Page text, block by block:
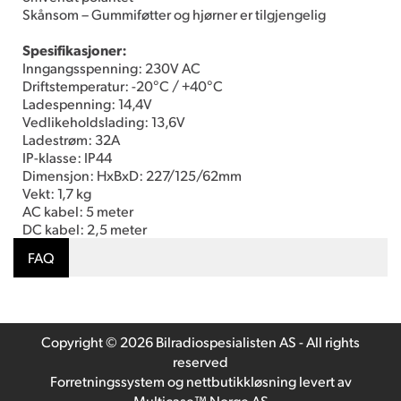
Skånsom – Gummiføtter og hjørner er tilgjengelig
Spesifikasjoner:
Inngangsspenning: 230V AC
Driftstemperatur: -20°C / +40°C
Ladespenning: 14,4V
Vedlikeholdslading: 13,6V
Ladestrøm: 32A
IP-klasse: IP44
Dimensjon: HxBxD: 227/125/62mm
Vekt: 1,7 kg
AC kabel: 5 meter
DC kabel: 2,5 meter
FAQ
Copyright © 2026 Bilradiospesialisten AS - All rights
reserved
Forretningssystemognettbutikkløsninglevert av